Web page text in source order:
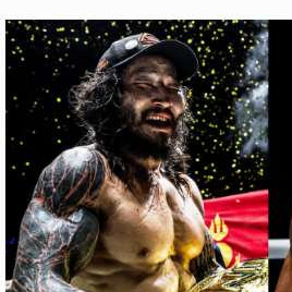
ข่าว
บอล
ไทย
ข่าว
ฟุตบอล
ต่าง
ประเทศ
ข่าว